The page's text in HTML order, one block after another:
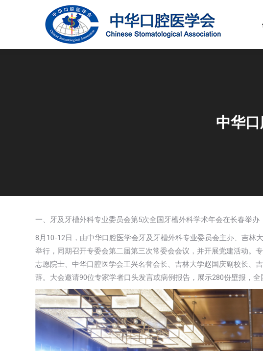
中华
一、牙及牙槽外科专业委员会第5次全国牙槽外科学术年会在长春举办
8月10-12日，由中华口腔医学会牙及牙槽外科专业委员会主办、吉林
举行，同期召开专委会第二届第三次常委会会议，并开展党建活动。
志愿院士、中华口腔医学会王兴名誉会长、吉林大学赵国庆副校长、
辞。大会邀请90位专家学者口头发言或病例报告，展示280份壁报，全